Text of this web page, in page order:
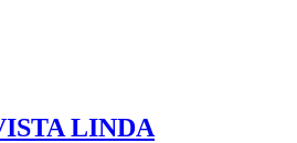
LINDA